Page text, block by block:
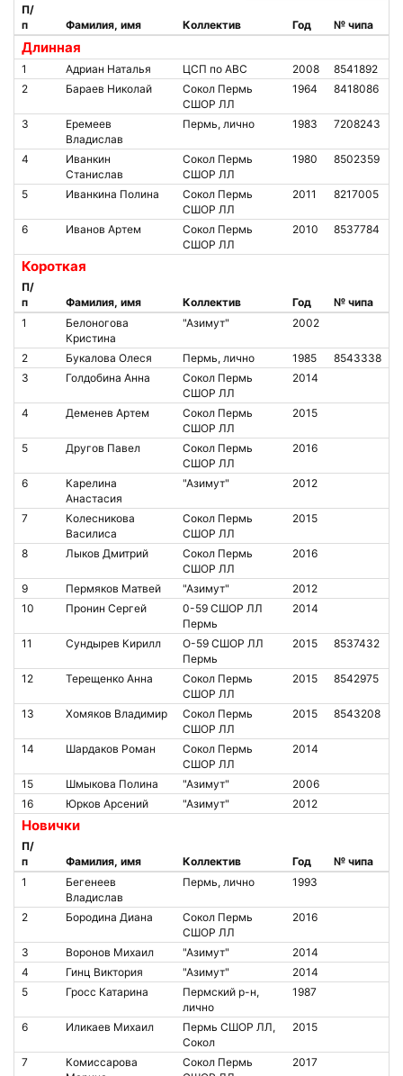
Длинная
П/
п
Фамилия, имя Коллектив Год № чипа
1 Адриан Наталья ЦСП по АВС 2008
8541892
2
Бараев Николай
Сокол Пермь
СШОР ЛЛ
1964 8418086
3
Еремеев
Владислав
Пермь, лично 1983 7208243
4
Иванкин
Станислав
Сокол Пермь
СШОР ЛЛ
1980 8502359
5 Иванкина Полина
Сокол Пермь
СШОР ЛЛ
2011 8217005
6 Иванов Артем
Сокол Пермь
СШОР ЛЛ
2010 8537784
Короткая
П/
п
Фамилия, имя Коллектив Год
№ чипа
1
Белоногова
Кристина
"Азимут" 2002
2 Букалова Олеся Пермь, лично 1985
8543338
3
Голдобина Анна
Сокол Пермь
СШОР ЛЛ
2014
4 Деменев Артем
Сокол Пермь
СШОР ЛЛ
2015
5 Другов Павел
Сокол Пермь
СШОР ЛЛ
2016
6
Карелина
Анастасия
"Азимут" 2012
7
Колесникова
Василиса
Сокол Пермь
СШОР ЛЛ
2015
8 Лыков Дмитрий
Сокол Пермь
СШОР ЛЛ
2016
9 Пермяков Матвей "Азимут"
2012
10
Пронин Сергей
0-59 СШОР ЛЛ
Пермь
2014
11 Сундырев Кирилл
O-59 СШОР ЛЛ
Пермь
2015 8537432
12 Терещенко Анна
Сокол Пермь
СШОР ЛЛ
2015 8542975
13 Хомяков Владимир
Сокол Пермь
СШОР ЛЛ
2015 8543208
14 Шардаков Роман
Сокол Пермь
СШОР ЛЛ
2014
15 Шмыкова Полина "Азимут"
2006
16
Юрков Арсений "Азимут" 2012
Новички
П/
п
Фамилия, имя Коллектив Год
№ чипа
1
Бегенеев
Владислав
Пермь, лично 1993
2 Бородина Диана
Сокол Пермь
СШОР ЛЛ
2016
3 Воронов Михаил "Азимут"
2014
4
Гинц Виктория "Азимут"
2014
5
Гросс Катарина
Пермский р-н,
лично
1987
6 Иликаев Михаил
Пермь СШОР ЛЛ,
Сокол
2015
7
Комиссарова
Сокол Пермь
2017